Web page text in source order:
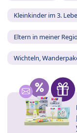
Kleinkinder im 3.
Eltern in meiner
Wichteln,